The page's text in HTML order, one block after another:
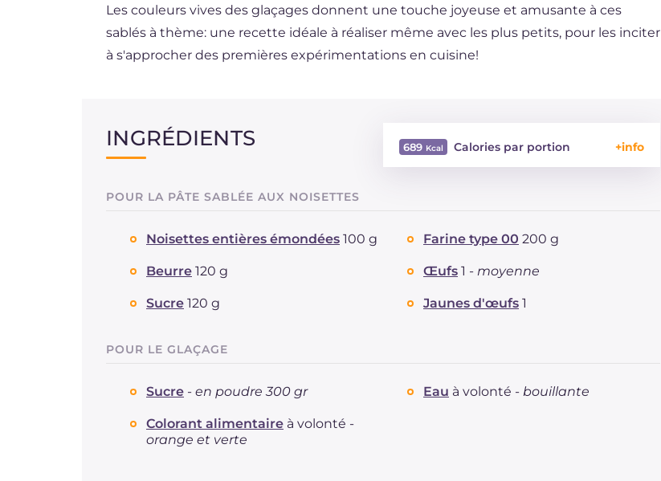
BR
NL
Les couleurs vives des glaçages donnent une touche joyeuse et amusante à ces
sablés à thème: une recette idéale à réaliser même avec les plus petits, pour les inciter
à s'approcher des premières expérimentations en cuisine!
INGRÉDIENTS 689 Calories par portion
Protéine
Graisses
dont acides gras saturés
Fibre
POUR LA PÂTE SABLÉE AUX NOISETTES
Noisettes entières émondées 100 g Farine type 00 200 g
Beurre 120 g Œufs 1 - moyenne
Sucre 120 g Jaunes d'œufs 1
POUR LE GLAÇAGE
Sucre - en poudre 300 gr Eau à volonté - bouillante
Colorant alimentaire à volonté -
orange et verte